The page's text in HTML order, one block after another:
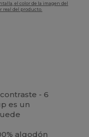
el color de la imagen del
real del producto.
- 6
es un
algodón